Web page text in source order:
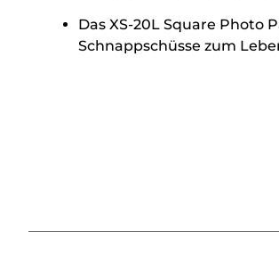
Das XS-20L Square Photo
Schnappschüsse zum